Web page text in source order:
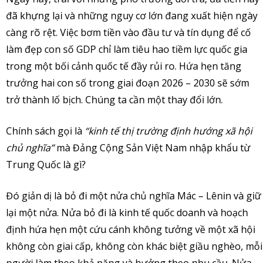
đã khựng lại và những nguy cơ lớn đang xuất hiện ngày
càng rõ rệt. Việc bơm tiền vào đầu tư và tín dụng để cố
làm đẹp con số GDP chỉ làm tiêu hao tiềm lực quốc gia
trong một bối cảnh quốc tế đầy rủi ro. Hứa hẹn tăng
trưởng hai con số trong giai đoạn 2026 – 2030 sẽ sớm
trở thành lố bịch. Chúng ta cần một thay đổi lớn.
Chính sách gọi là “kinh tế thị trường định hướng xã hội
chủ nghĩa”mà Đảng Cộng Sản Việt Nam nhập khẩu từ
Trung Quốc là gì?
Đó giản dị là bỏ đi một nửa chủ nghĩa Mác – Lênin và giữ
lại một nửa. Nửa bỏ đi là kinh tế quốc doanh và hoạch
định hứa hẹn một cứu cánh không tưởng về một xã hội
không còn giai cấp, không còn khác biệt giầu nghèo, mỗi